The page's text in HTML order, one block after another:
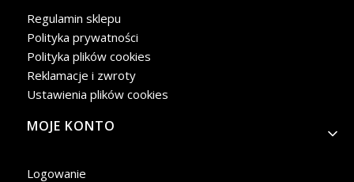
Regulamin sklepu
Polityka prywatności
Polityka plików cookies
Reklamacje i zwroty
Ustawienia plików cookies
MOJE KONTO
Logowanie